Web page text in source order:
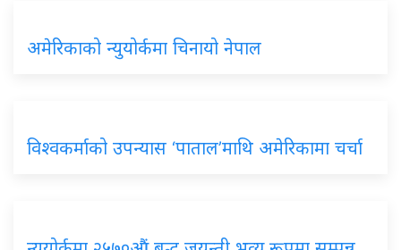
अमेरिकाको न्युयोर्कमा चिनायो नेपाल
विश्वकर्माको उपन्यास ‘पाताल’माथि अमेरिकामा चर्चा